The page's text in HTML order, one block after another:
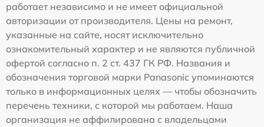
работает независимо и не имеет официальной
авторизации от производителя. Цены на ремонт,
указанные на сайте, носят исключительно
ознакомительный характер и не являются публичной
офертой согласно п. 2 ст. 437 ГК РФ. Названия и
обозначения торговой марки Panasonic упоминаются
только в информационных целях — чтобы обозначить
перечень техники, с которой мы работаем. Наша
организация не аффилирована с владельцами